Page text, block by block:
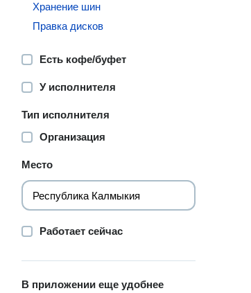
Хранение шин
Правка дисков
Есть кофе/буфет
У исполнителя
Тип исполнителя
Организация
Место
Работает сейчас
В приложении еще удобнее